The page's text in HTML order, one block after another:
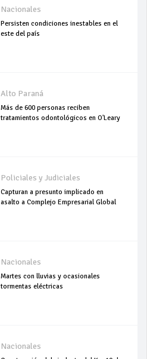
Nacionales
Persisten condiciones inestables en el
este del país
Alto Paraná
Más de 600 personas reciben
tratamientos odontológicos en O'Leary
Policiales y Judiciales
Capturan a presunto implicado en
asalto a Complejo Empresarial Global
Nacionales
Martes con lluvias y ocasionales
tormentas eléctricas
Nacionales